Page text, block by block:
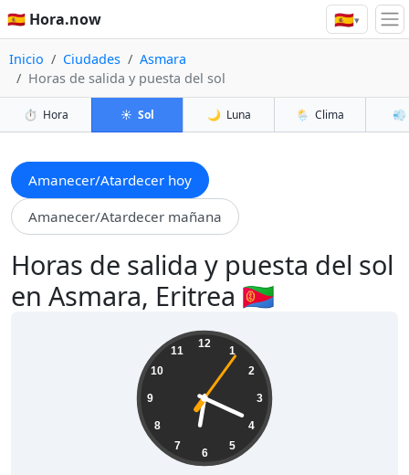
🇪🇸 Hora.now 🇪🇸▾
Inicio Ciudades
Asmara
Horas de salida y puesta del sol
⏱️ Hora ☀️ Sol 🌙 Luna 🌦️ Clima 💨
Amanecer/Atardecer hoy
Amanecer/Atardecer mañana
Horas de salida y puesta del sol
en Asmara, Eritrea 🇪🇷
12
1
2
3
4
5
6
7
8
9
10
11